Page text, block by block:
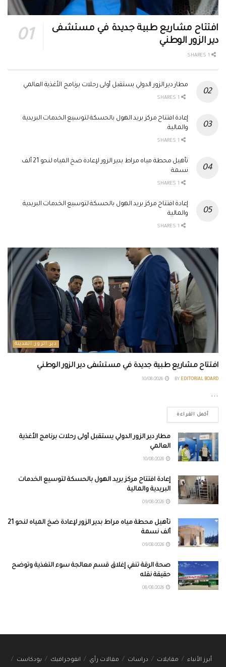
افتتاح مشاريع طبية جديدة في مستشفى
دير الزور الوطني
مطار دير الزور الدولي يستقبل أولى رحلات برنامج الأغذية العالمي
إعادة افتتاح مركز بريد الهول بالحسكة لتوسيع الخدمات البريدية
والمالية
تأهيل محطة مياه مراط بدير الزور لإعادة ضخ المياه لنحو 21 ألف
نسمة
إعادة افتتاح مركز بريد الهول بالحسكة لتوسيع الخدمات البريدية
والمالية
دير الزور المدينة
افتتاح مشاريع طبية جديدة في مستشفى دير الزور الوطني
BY EDITORIAL BOARD
...
أكمل القراءة
مطار دير الزور الدولي يستقبل أولى رحلات برنامج الأغذية
العالمي
إعادة افتتاح مركز بريد الهول بالحسكة لتوسيع الخدمات
البريدية والمالية
تأهيل محطة مياه مراط بدير الزور لإعادة ضخ المياه لنحو 21
ألف نسمة
صحة الرقة تنفي إغلاق قسم معالجة سوء التغذية وتوضح
حقيقة نقله
أبرز الأنباء مقابلات دراسات مقالات رأي انفوجرافيك بودكاست